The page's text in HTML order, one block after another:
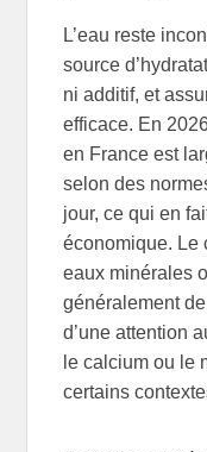
L’eau reste
source
ni additif, et
efficace. En
en France est
selon des
jour, ce qui en
économique. Le
eaux minérales
généralement
d’une attention
le calcium ou le
certains